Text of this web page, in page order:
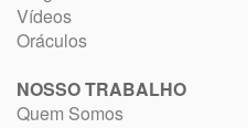
Vídeos
Oráculos
NOSSO TRABALHO
Quem Somos